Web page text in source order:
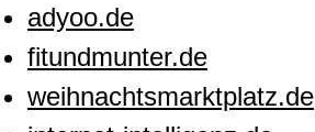
adyoo.de
fitundmunter.de
weihnachtsmarktplatz.de